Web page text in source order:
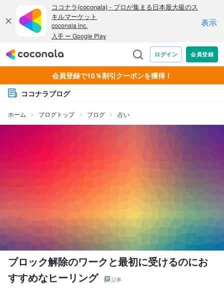
会員登録で10％割引クーポンを獲得！
ココナラブログ
ホーム ブログトップ ブログ 占い
ブロック解除のワークと最初に受けるのにお
すすめなヒーリング
記事